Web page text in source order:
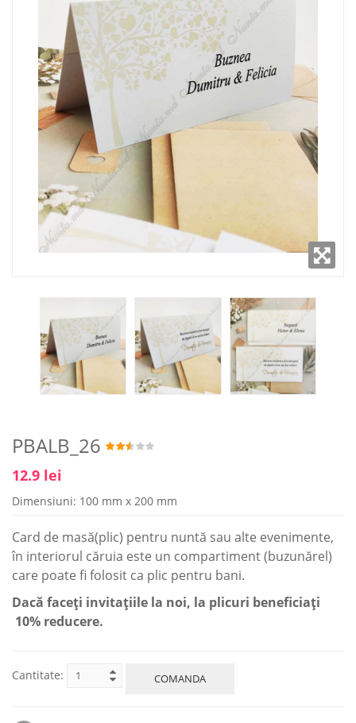
PBALB_26
12.9 lei
Dimensiuni: 100 mm x 200 mm
Card de masă(plic) pentru nuntă sau alte evenimente,
în interiorul căruia este un compartiment (buzunărel)
care poate fi folosit ca plic pentru bani.
Dacă faceţi invitaţiile la noi, la plicuri beneficiaţi
10% reducere.
Cantitate: COMANDA